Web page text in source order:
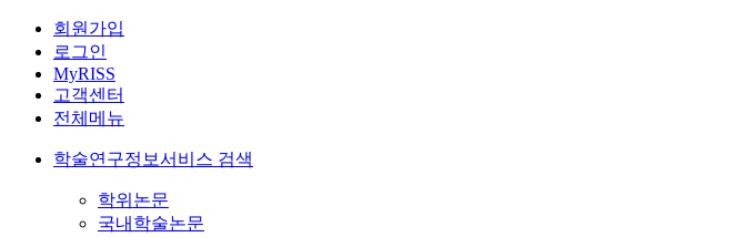
회원가입
로그인
MyRISS
고객센터
전체메뉴
학술연구정보서비스 검색
학위논문
국내학술논문